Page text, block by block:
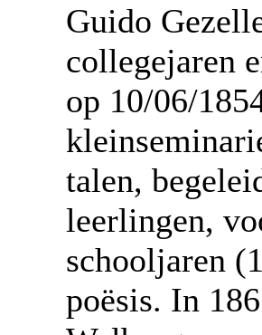
Guido
collegejaren
op 10/06/
talen,
leerlingen,
schooljaren
poësis. In